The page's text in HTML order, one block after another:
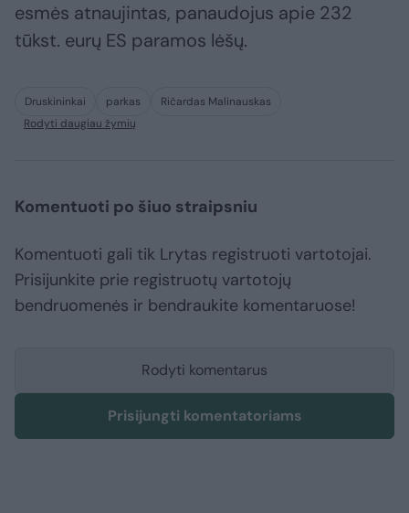
esmės atnaujintas, panaudojus apie 232
tūkst. eurų ES paramos lėšų.
Druskininkai parkas
Ričardas Malinauskas
Rodyti daugiau žymių
Komentuoti po šiuo straipsniu
Komentuoti gali tik Lrytas registruoti vartotojai.
Prisijunkite prie registruotų vartotojų
bendruomenės ir bendraukite komentaruose!
Rodyti komentarus
Prisijungti komentatoriams